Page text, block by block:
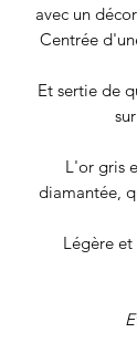
avec un
Centrée
Et sertie de
L'or gris
diamantée,
Légère